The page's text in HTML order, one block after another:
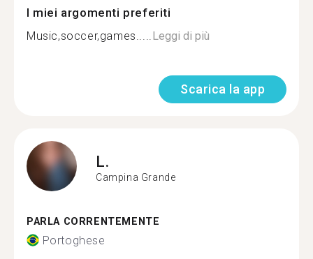
I miei argomenti preferiti
Music,soccer,games.....Leggi di più
Scarica la app
L.
Campina Grande
PARLA CORRENTEMENTE
Portoghese